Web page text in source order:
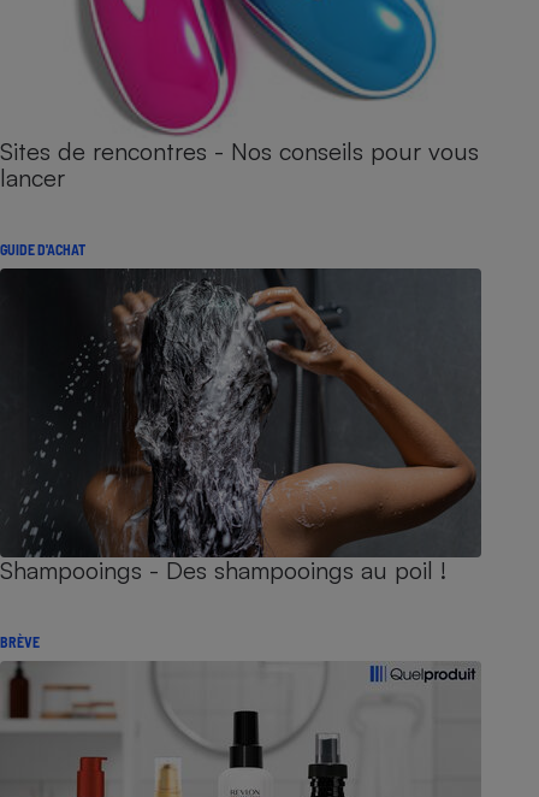
Sites de rencontres - Nos conseils pour vous
lancer
GUIDE D'ACHAT
Shampooings - Des shampooings au poil !
BRÈVE